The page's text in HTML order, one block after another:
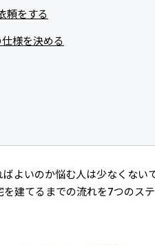
頼をする
様を決める
よいのか悩む人は少なくない
建てるまでの流れを7つのス